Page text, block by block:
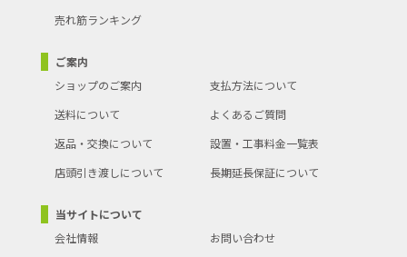
売れ筋ランキング
ご案内
ショップのご案内
支払方法について
送料について
よくあるご質問
返品・交換について
設置・工事料金一覧表
店頭引き渡しについて
長期延長保証について
当サイトについて
会社情報
お問い合わせ